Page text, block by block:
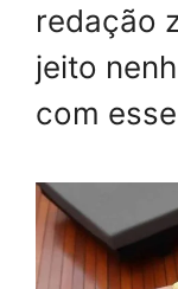
redação
jeito
com